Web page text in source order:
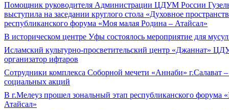
Помощник руководителя Администрации ЦДУМ России
выступила на заседании круглого стола «Духовное
республиканского форума «Моя малая Родина – Атайсал»
В историческом центре Уфы состоялось мероприятие для
Исламский культурно-просветительский центр «Джаннат»
организатор ифтаров
Сотрудники комплекса Соборной мечети «Аннаби» г.Салават
социальных акций
В г.Мелеуз прошел зональный этап республиканского форума
Атайсал»